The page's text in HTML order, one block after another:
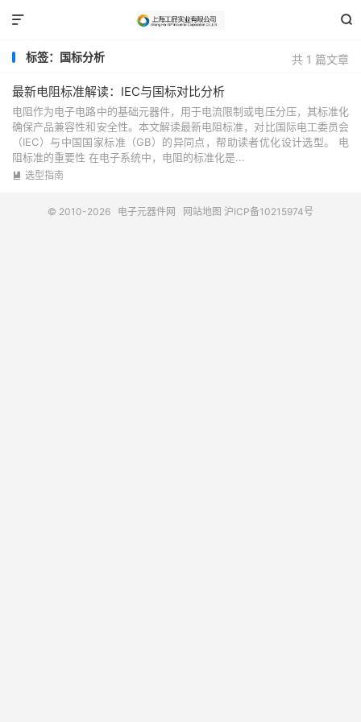


共 1 篇文章
标签：国标分析
最新电阻标准解读：IEC与国标对比分析
电阻作为电子电路中的基础元器件，用于电流限制或电压分压，其标准化
确保产品兼容性和安全性。本文解读最新电阻标准，对比国际电工委员会
（IEC）与中国国家标准（GB）的异同点，帮助读者优化设计选型。 电
阻标准的重要性 在电子系统中，电阻的标准化是...
 选型指南
© 2010-2026 电子元器件网 网站地图 沪ICP备10215974号